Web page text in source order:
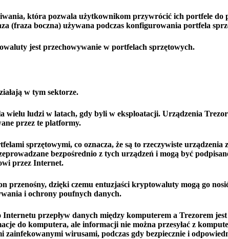
która pozwala użytkownikom przywrócić ich portfele do
(fraza boczna) używana podczas konfigurowania portfela
jest przechowywanie w portfelach sprzętowych.
w tym sektorze.
wielu ludzi w latach, gdy byli w eksploatacji. Urządzenia
przez te platformy.
sprzętowymi, co oznacza, że ​​są to rzeczywiste urządzenia
bezpośrednio z tych urządzeń i mogą być
przez Internet.
przenośny, dzięki czemu entuzjaści kryptowaluty mogą go
i ochrony poufnych danych.
przepływ danych między komputerem a Trezorem jest
do komputera, ale informacji nie można przesyłać z
wirusami, podczas gdy bezpiecznie i